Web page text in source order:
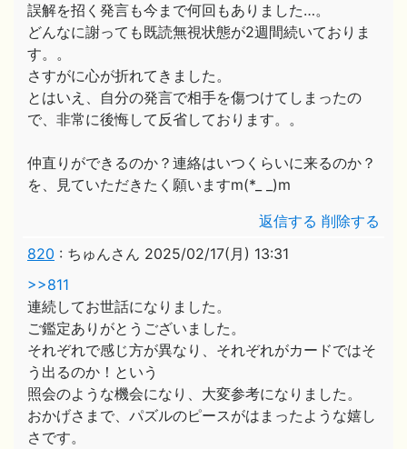
誤解を招く発言も今まで何回もありました…。
どんなに謝っても既読無視状態が2週間続いておりま
す。。
さすがに心が折れてきました。
とはいえ、自分の発言で相手を傷つけてしまったの
で、非常に後悔して反省しております。。
仲直りができるのか？連絡はいつくらいに来るのか？
を、見ていただきたく願いますm(*_ _)m
返信する 削除する
820 : ちゅんさん 2025/02/17(月) 13:31
>>811
連続してお世話になりました。
ご鑑定ありがとうございました。
それぞれで感じ方が異なり、それぞれがカードではそ
う出るのか！という
照会のような機会になり、大変参考になりました。
おかげさまで、パズルのピースがはまったような嬉し
さです。